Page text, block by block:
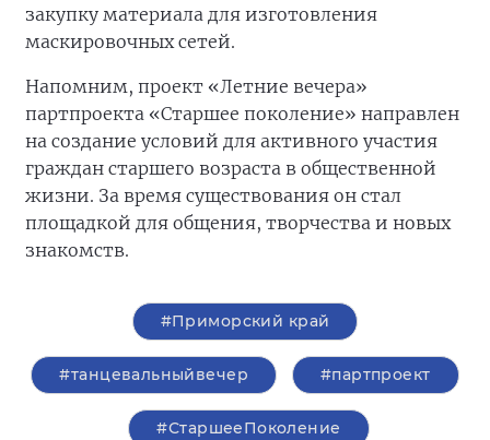
закупку материала для изготовления
маскировочных сетей.
Напомним, проект «Летние вечера»
партпроекта «Старшее поколение» направлен
на создание условий для активного участия
граждан старшего возраста в общественной
жизни. За время существования он стал
площадкой для общения, творчества и новых
знакомств.
#Приморский край
#танцевальныйвечер #партпроект
#СтаршееПоколение